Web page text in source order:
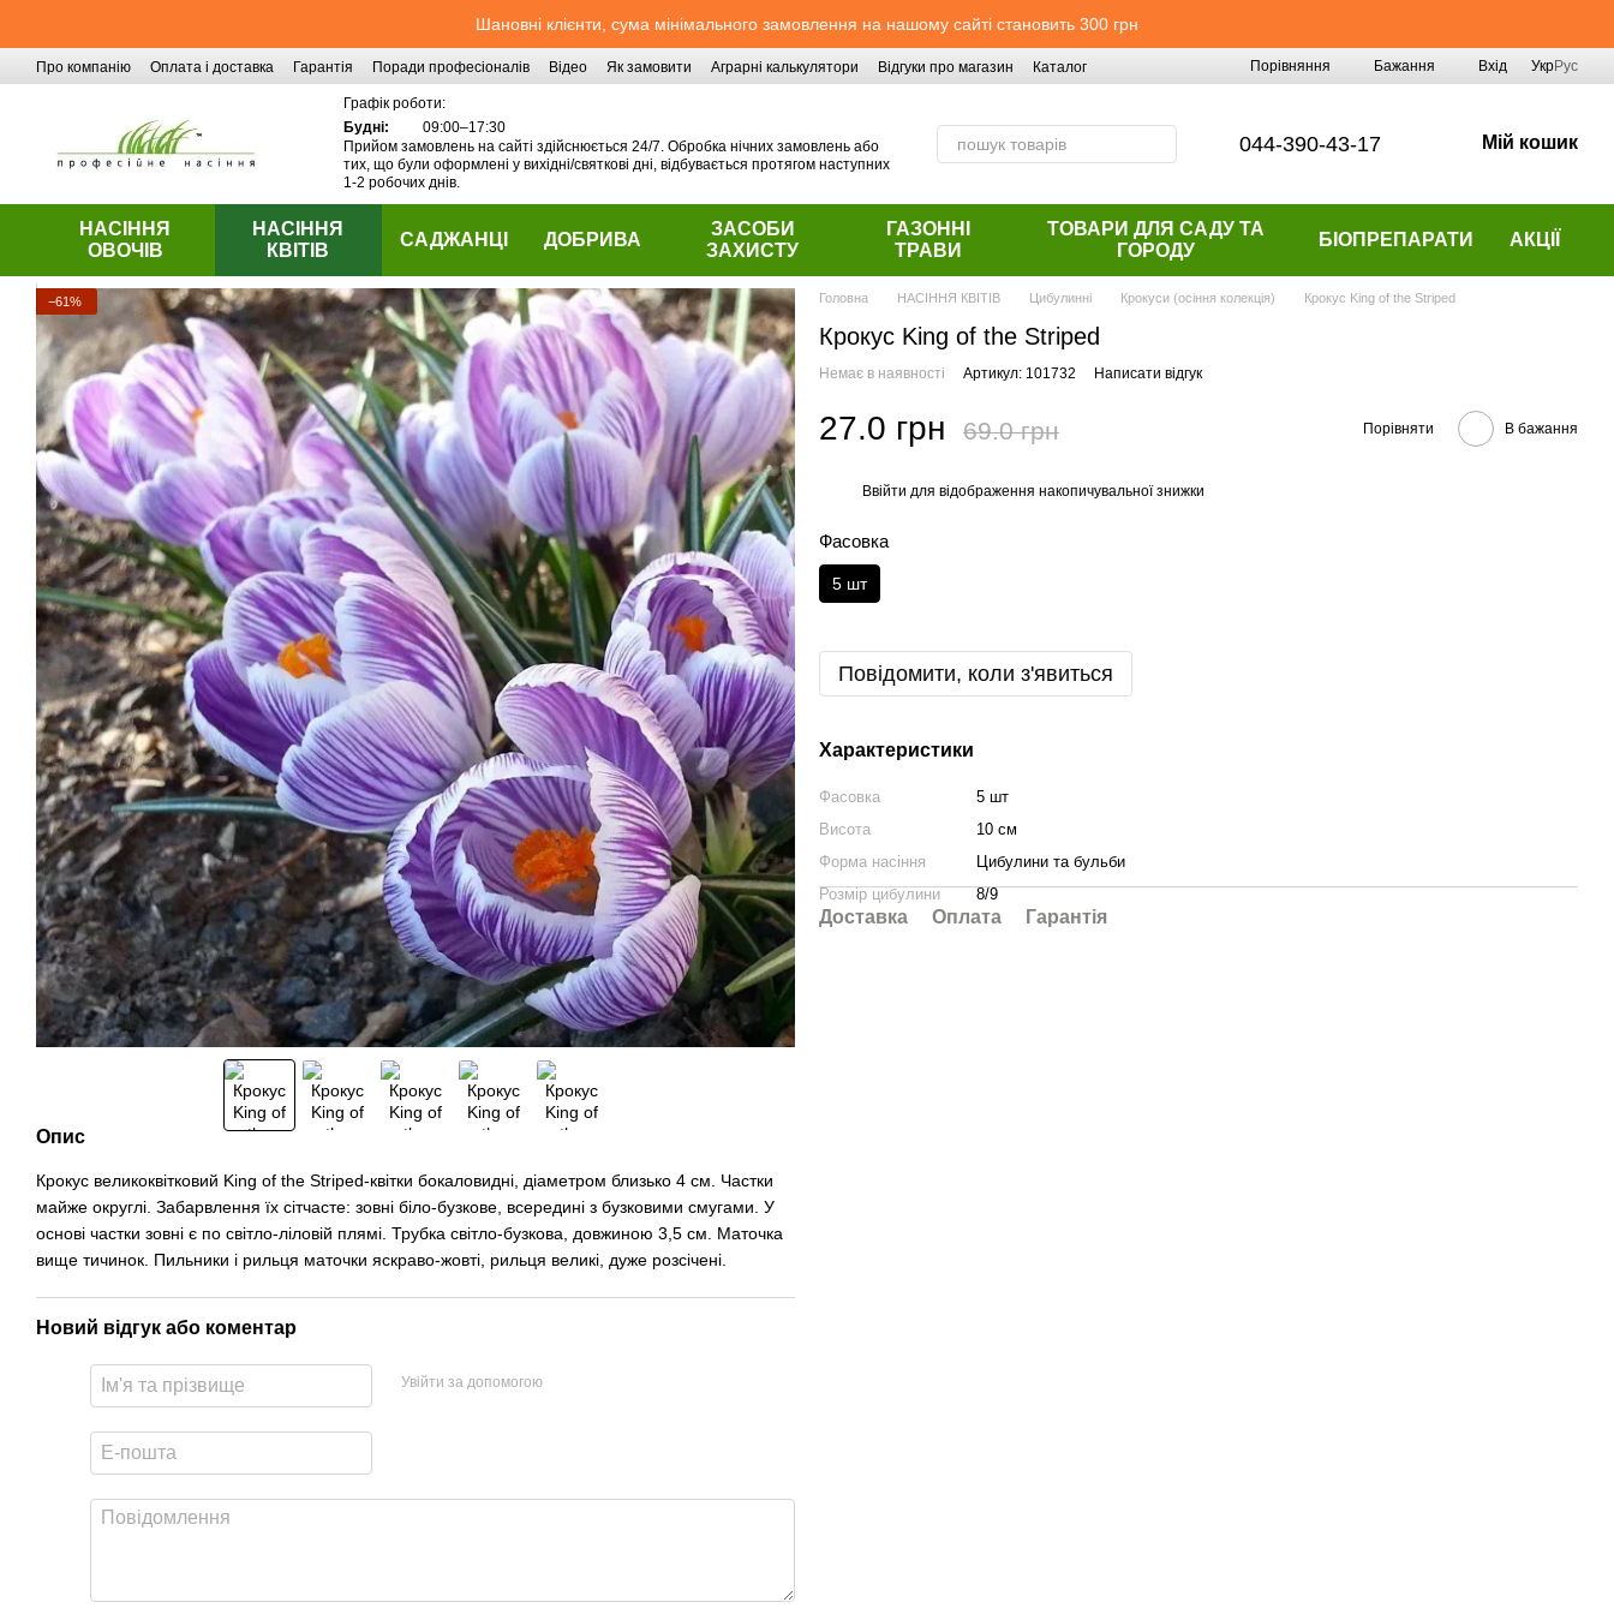
Шановні клієнти, сума мінімального замовлення на нашому сайті становить 300 грн
Про компанію Оплата і доставка Гарантія Поради професіоналів Відео Як замовити Аграрні калькулятори Відгуки про магазин
Каталог
Порівняння Бажання Вхід УкрРус
Графік роботи:
Будні:
09:00–17:30
Прийом замовлень на сайті здійснюється 24/7. Обробка нічних замовлень або
тих, що були оформлені у вихідні/святкові дні, відбувається протягом наступних
1-2 робочих днів.
044-390-43-17 Мій кошик
НАСІННЯ
ОВОЧІВ
НАСІННЯ
КВІТІВ
САДЖАНЦІ ДОБРИВА
ЗАСОБИ
ЗАХИСТУ
ГАЗОННІ
ТРАВИ
ТОВАРИ ДЛЯ САДУ ТА
ГОРОДУ
БІОПРЕПАРАТИ АКЦІЇ
−61%
Опис
Крокус великоквітковий King of the Striped-квітки бокаловидні діаметром близько 4 см
Частки
майже округлі Забарвлення їх сітчасте: зовні біло-бузкове всередині з бузковими смугами У
основі частки зовні є по світло-ліловій плямі Трубка світло-бузкова довжиною 3,5 см
Маточка
вище тичинок Пильники і рильця маточки яскраво-жовті рильця великі дуже розсічені
Новий відгук або коментар
Увійти за допомогою
Головна НАСІННЯ КВІТІВ Цибулинні Крокуси (осіння колекція) Крокус King of the Striped
Крокус King of the Striped
Немає в наявності Артикул: 101732 Написати відгук
27.0 грн 69.0 грн Порівняти В бажання
Ввійти для відображення накопичувальної знижки
Фасовка
5 шт
Повідомити, коли з'явиться
Характеристики
Фасовка
5 шт
Висота
10 см
Форма насіння
Цибулини та бульби
Розмір цибулини
8/9
Доставка Оплата Гарантія